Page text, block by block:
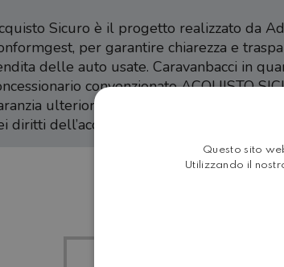
Sicuro è il progetto realizzato da
per garantire chiarezza e
delle auto usate. Caravanbacci in
convenzionato ACQUISTO
ulteriore dovuta al rispetto del
diritti dell’acquirente.
Questo sito
Utilizzando il